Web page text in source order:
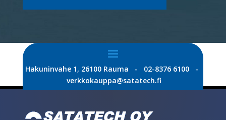
Hakuninvahe 1, 26100 Rauma - 02-8376 6100 -
verkkokauppa@satatech.fi